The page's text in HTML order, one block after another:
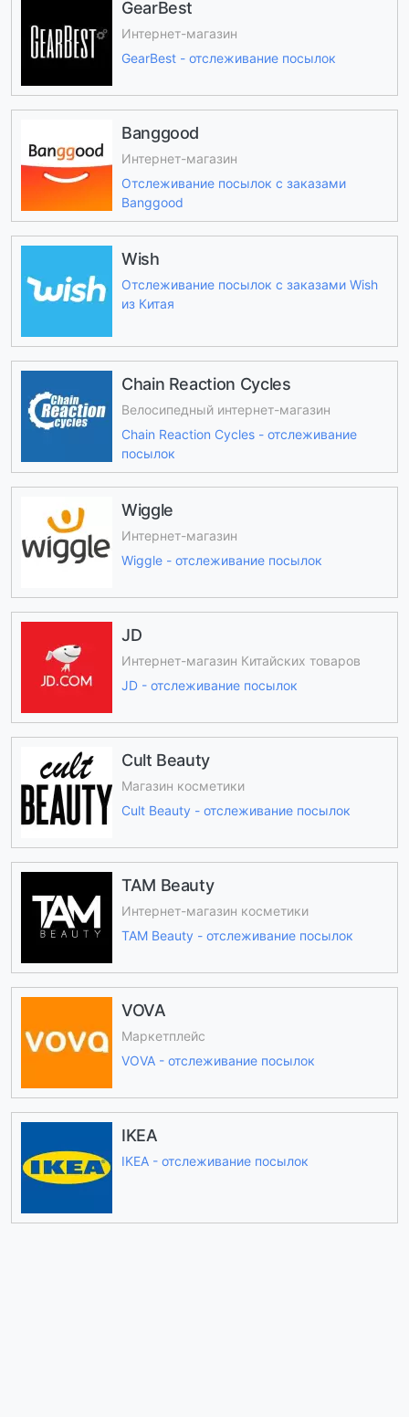
GearBest
Интернет-магазин
GearBest - отслеживание посылок
Banggood
Интернет-магазин
Отслеживание посылок с заказами
Banggood
Wish
Отслеживание посылок с заказами Wish
из Китая
Chain Reaction Cycles
Велосипедный интернет-магазин
Chain Reaction Cycles - отслеживание
посылок
Wiggle
Интернет-магазин
Wiggle - отслеживание посылок
JD
Интернет-магазин Китайских товаров
JD - отслеживание посылок
Cult Beauty
Магазин косметики
Cult Beauty - отслеживание посылок
TAM Beauty
Интернет-магазин косметики
TAM Beauty - отслеживание посылок
VOVA
Маркетплейс
VOVA - отслеживание посылок
IKEA
IKEA - отслеживание посылок